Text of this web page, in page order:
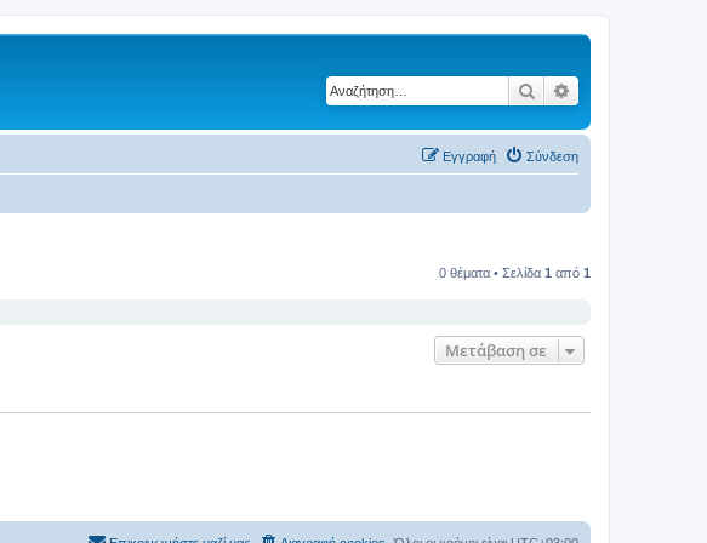
Αναζήτηση
Σύνδεση
Εγγραφή
0 θέματα • Σελίδα 1 από 1
Μετάβαση σε